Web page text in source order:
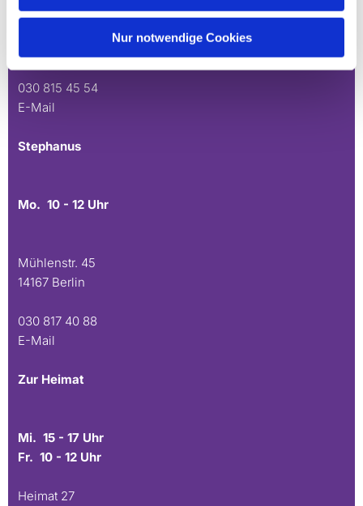
Nur notwendige Cookies
Andréezeile 21-23
030 815 45 54
E-Mail
Stephanus
Mo. 10 - 12 Uhr
Mühlenstr. 45
14167 Berlin
030 817 40 88
E-Mail
Zur Heimat
Mi. 15 - 17 Uhr
Fr. 10 - 12 Uhr
Heimat 27